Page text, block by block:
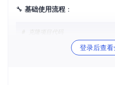
🔧 基础使用流程 ：
# 克隆项目代码
ZonyLrcToolsX 登录后查看